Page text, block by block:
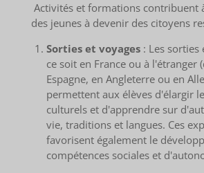
Activités et formations contribuent
des jeunes à devenir des citoyens
Sorties et voyages : Les sorties
ce soit en France ou à l'étranger
Espagne, en Angleterre ou en
permettent aux élèves d'élargir
culturels et d'apprendre sur
vie, traditions et langues. Ces
favorisent également le
compétences sociales et